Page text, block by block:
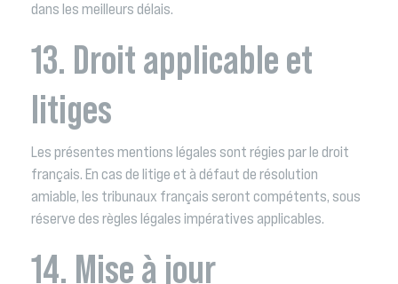
dans les meilleurs délais.
13. Droit applicable et
litiges
Les présentes mentions légales sont régies par le droit
français. En cas de litige et à défaut de résolution
amiable, les tribunaux français seront compétents, sous
réserve des règles légales impératives applicables.
14. Mise à jour